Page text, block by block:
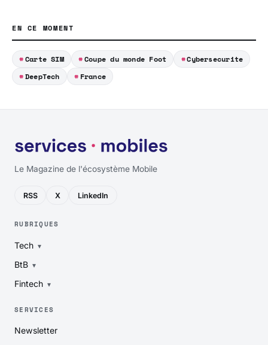
EN CE MOMENT
Carte SIM Coupe du monde Foot
Cybersecurite
DeepTech
France
Le Magazine de l'écosystème Mobile
RSS X LinkedIn
RUBRIQUES
Tech
BtB
Fintech
SERVICES
Newsletter